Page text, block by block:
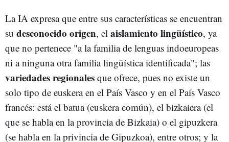
La IA expresa que entre sus características se encuentran
su desconocido origen, el aislamiento lingüístico, ya
que no pertenece "a la familia de lenguas indoeuropeas
ni a ninguna otra familia lingüística identificada"; las
variedades regionales que ofrece, pues no existe un
solo tipo de euskera en el País Vasco y en el País Vasco
francés: está el batua (euskera común), el bizkaiera (el
que se habla en la provincia de Bizkaia) o el gipuzkera
(se habla en la privincia de Gipuzkoa), entre otros; y la